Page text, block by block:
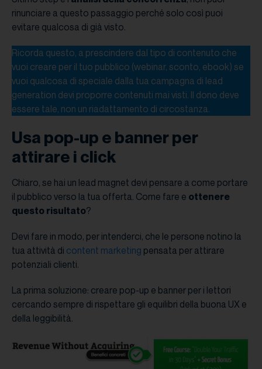
rinunciare a questo passaggio perché solo così puoi
evitare qualcosa di già visto.
Ricorda questo, a prescindere dal tipo di contenuto che
vuoi creare per il tuo pubblico (webinar, sconto, ebook) se
vuoi qualcosa di speciale dalla tua campagna di lead
generation devi proporre contenuti mai visti. Il dono deve
essere tale, non un riadattamento di circostanza.
Usa pop-up e banner per
attirare i click
Chiaro, se hai un lead magnet devi pensare a come portare
il pubblico verso la tua offerta. Come fare e ottenere
questo risultato?
Devi fare in modo, per intenderci, che le persone notino la
tua attività di content marketing pensata per attirare
potenziali clienti.
La prima soluzione: creare pop-up e banner per i lettori
cercando sempre di rispettare gli equilibri della buona UX e
della leggibilità.